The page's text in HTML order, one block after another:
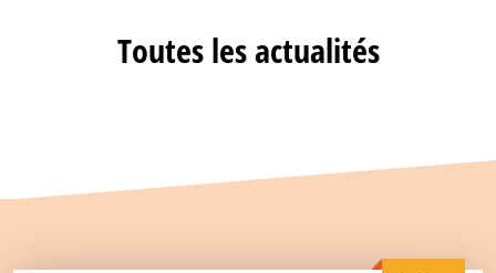
Toutes les actualités